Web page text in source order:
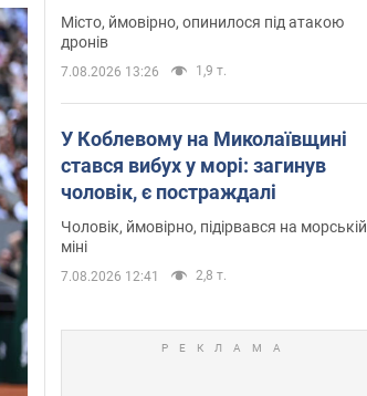
Місто, ймовірно, опинилося під атакою
дронів
7.08.2026 13:26 1,9 т.
У Коблевому на Миколаївщині
стався вибух у морі: загинув
чоловік, є постраждалі
Чоловік, ймовірно, підірвався на морській
міні
7.08.2026 12:41 2,8 т.